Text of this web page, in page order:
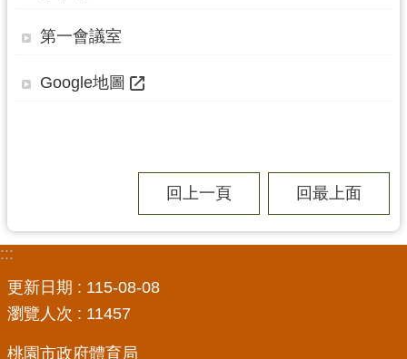
關
體
活
動
第一會議室
Google地圖
回上一頁 回最上面
:::
更新日期
115-08-08
瀏覽人次
11457
桃園市政府體育局